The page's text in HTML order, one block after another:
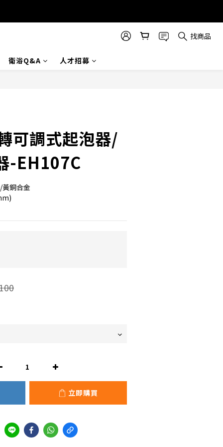
找商品
衛浴Q&A 人才招募
可調式起泡器/
-EH107C
黃銅合金
立即購買